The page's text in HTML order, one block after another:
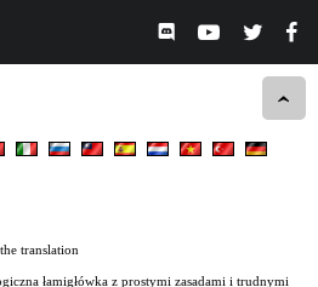
translation
łamigłówka z prostymi zasadami i trudnymi